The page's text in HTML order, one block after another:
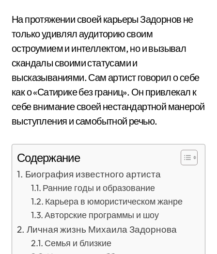
На протяжении своей карьеры Задорнов не
только удивлял аудиторию своим
остроумием и интеллектом, но и вызывал
скандалы своими статусами и
высказываниями. Сам артист говорил о себе
как о «Сатирике без границ». Он привлекал к
себе внимание своей нестандартной манерой
выступления и самобытной речью.
Содержание
Биография известного артиста
Ранние годы и образование
Карьера в юмористическом жанре
Авторские программы и шоу
Личная жизнь Михаила Задорнова
Семья и близкие